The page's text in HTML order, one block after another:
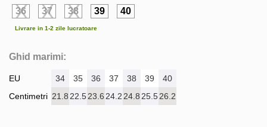
36 37 38 39 40
Livrare in 1-2 zile lucratoare
Ghid marimi:
EU
Centimetri
34 35 36 37 38 39
40
21.8 22.523.6 24.2 24.8 25.526.2